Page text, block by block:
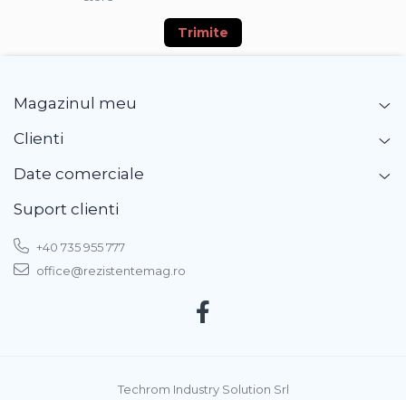
Trimite
Magazinul meu
Clienti
Date comerciale
Suport clienti
+40 735 955 777
office@rezistentemag.ro
Techrom Industry Solution Srl